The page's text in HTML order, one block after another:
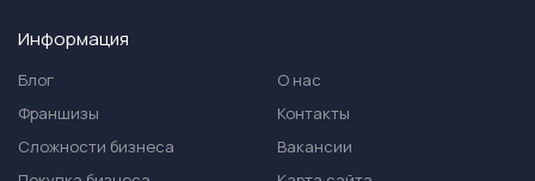
Информация
Блог
Франшизы
Сложности бизнеса
О нас
Контакты
Вакансии